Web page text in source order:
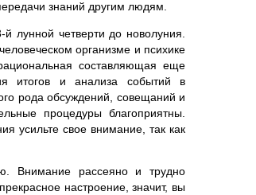
знаний другим людям.
лунной четверти до новолуния.
организме и психике
составляющая еще
итогов и анализа событий в
рода обсуждений, совещаний и
процедуры благоприятны.
усильте свое внимание, так как
Внимание рассеяно и трудно
настроение, значит, вы